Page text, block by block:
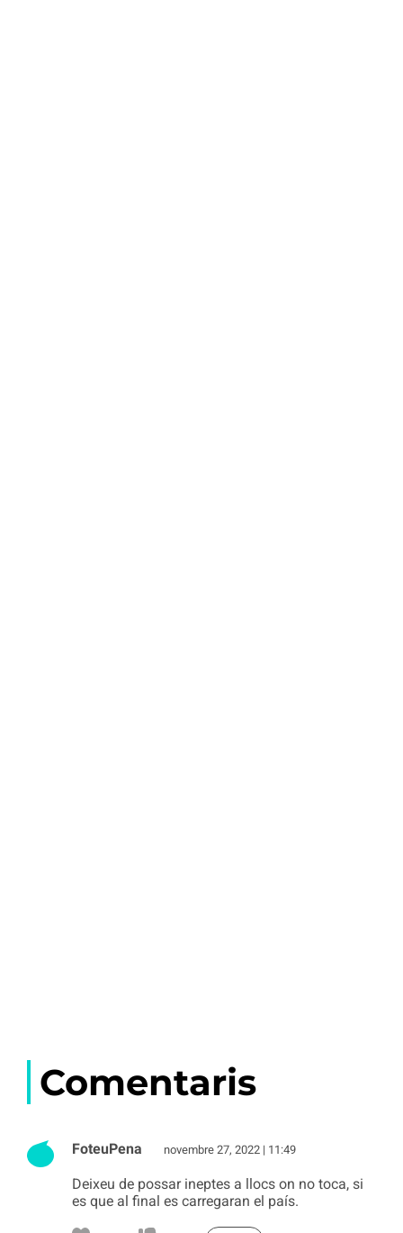
Comentaris
FoteuPena novembre 27, 2022 | 11:49
Deixeu de possar ineptes a llocs on no toca, si
es que al final es carregaran el país.